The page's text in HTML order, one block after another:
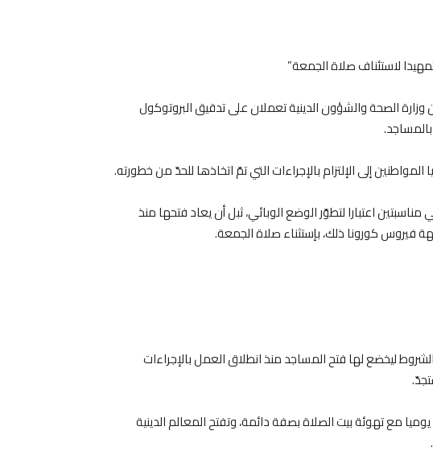
لاستئناف صلاة الجمعة”
الصحة والشؤون الدينية تعملان على تدقيق البروتوكول
إلى الإلتزام بالإجراءات التي تمّ اتخاذها للحدّ من خطورته.
اعتبارا لتطوّر الوضع الوبائي، ثبل أن يعاد فتحها منذ
ليخضع لها فتح المساجد منذ انطلاق العمل بالإجراءات
مع تهوئة بيت الصلاة بصفة دائمة، وتفتح المعالم الدينية